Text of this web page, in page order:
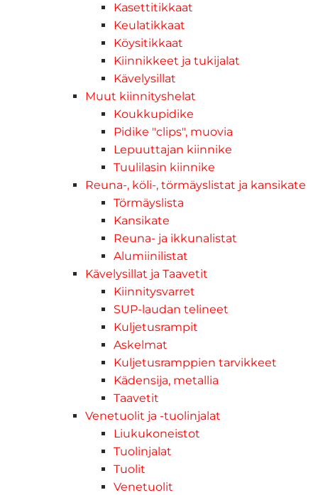
Kasettitikkaat
Keulatikkaat
Köysitikkaat
Kiinnikkeet ja tukijalat
Kävelysillat
Muut kiinnityshelat
Koukkupidike
Pidike "clips", muovia
Lepuuttajan kiinnike
Tuulilasin kiinnike
Reuna-, köli-, törmäyslistat ja kansikate
Törmäyslista
Kansikate
Reuna- ja ikkunalistat
Alumiinilistat
Kävelysillat ja Taavetit
Kiinnitysvarret
SUP-laudan telineet
Kuljetusrampit
Askelmat
Kuljetusramppien tarvikkeet
Kädensija, metallia
Taavetit
Venetuolit ja -tuolinjalat
Liukukoneistot
Tuolinjalat
Tuolit
Venetuolit